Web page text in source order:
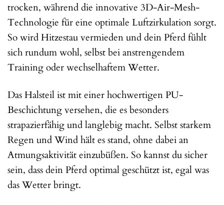
trocken, während die innovative 3D-Air-Mesh-
Technologie für eine optimale Luftzirkulation sorgt.
So wird Hitzestau vermieden und dein Pferd fühlt
sich rundum wohl, selbst bei anstrengendem
Training oder wechselhaftem Wetter.
Das Halsteil ist mit einer hochwertigen PU-
Beschichtung versehen, die es besonders
strapazierfähig und langlebig macht. Selbst starkem
Regen und Wind hält es stand, ohne dabei an
Atmungsaktivität einzubüßen. So kannst du sicher
sein, dass dein Pferd optimal geschützt ist, egal was
das Wetter bringt.